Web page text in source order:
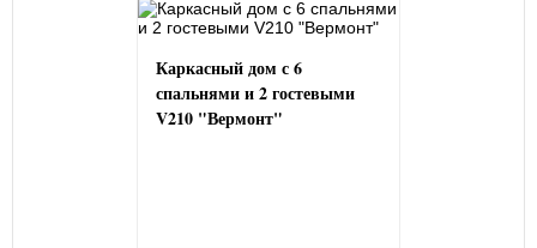
Каркасный дом с 6
спальнями и 2 гостевыми
V210 "Вермонт"